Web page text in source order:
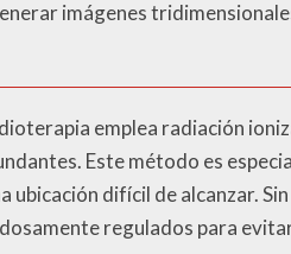
imágenes
emplea radiación
Este método es
ubicación difícil de alcanzar.
regulados para